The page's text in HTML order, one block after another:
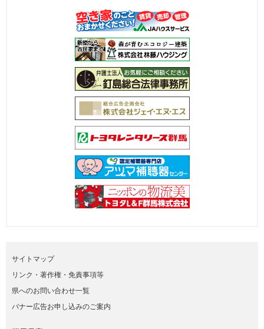
サイトマップ
リンク・著作権・免責事項等
県へのお問い合わせ一覧
バナー広告お申し込みのご案内